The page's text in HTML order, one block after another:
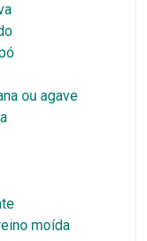
ou agave
moída